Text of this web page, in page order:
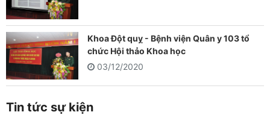
Khoa Đột quỵ - Bệnh viện Quân y 103 tổ
chức Hội thảo Khoa học
03/12/2020
Tin tức sự kiện